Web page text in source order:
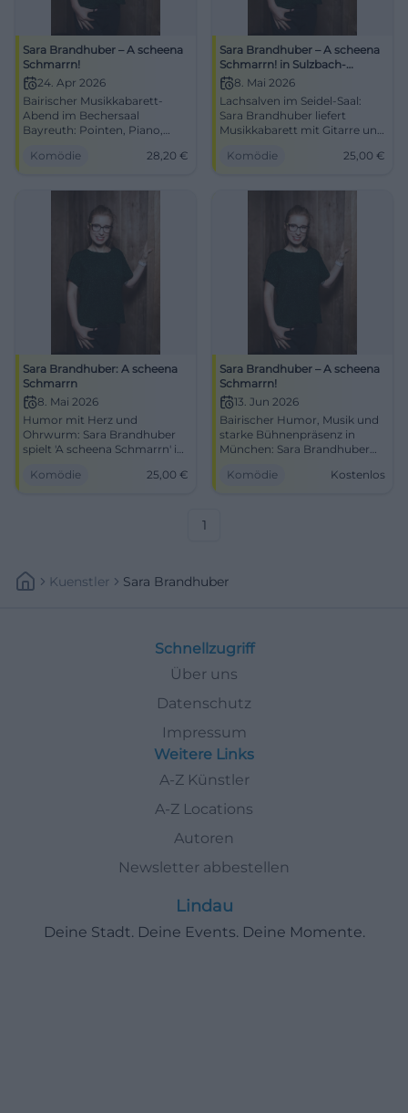
Sara Brandhuber – A scheena
Schmarrn!
24. Apr 2026
Bairischer Musikkabarett-
Abend im Bechersaal
Bayreuth: Pointen, Piano,
Uhr, Tickets ab 28,20 €.
Sicht – jetzt buchen.
Komödie 28,20 €
Sara Brandhuber – A scheena
Schmarrn! in Sulzbach-
Rosenberg
8. Mai 2026
Lachsalven im Seidel-Saal:
Sara Brandhuber liefert
Musikkabarett mit Gitarre und
20:00 Uhr, Tickets ab 25 €.
weitersagen.
Komödie 25,00 €
Sara Brandhuber: A scheena
Schmarrn
8. Mai 2026
Humor mit Herz und
Ohrwurm: Sara Brandhuber
spielt 'A scheena Schmarrn' im
20:00 Uhr, Tickets ab 25 €.
Komödie 25,00 €
Sara Brandhuber – A scheena
Schmarrn!
13. Jun 2026
Bairischer Humor, Musik und
starke Bühnenpräsenz in
München: Sara Brandhuber
den Schlachthof. #Kabarett
Komödie Kostenlos
1
Kuenstler Sara Brandhuber
Schnellzugriff
Über uns
Datenschutz
Impressum
Weitere Links
A-Z Künstler
A-Z Locations
Autoren
Newsletter abbestellen
Lindau
Deine Stadt. Deine Events. Deine Momente.